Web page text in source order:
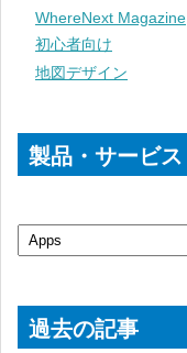
WhereNext Magazine
初心者向け
地図デザイン
製品・サービス
過去の記事